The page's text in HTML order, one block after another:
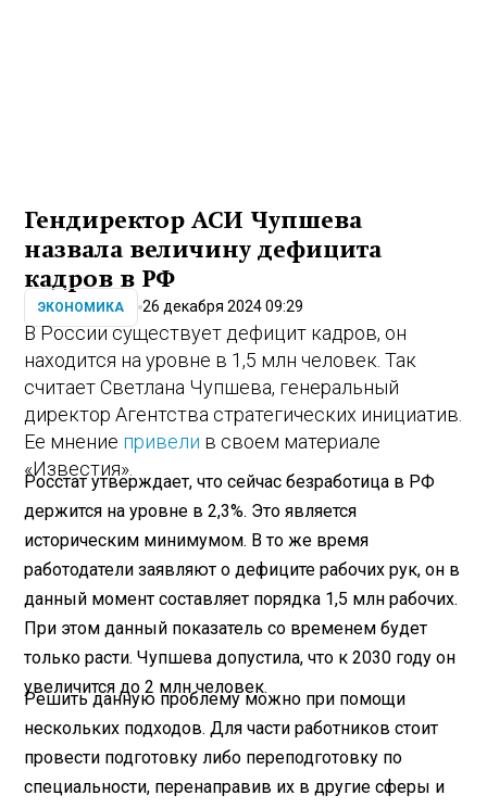
Гендиректор АСИ Чупшева
назвала величину дефицита
кадров в РФ
ЭКОНОМИКА 26 декабря 2024 09:29
В России существует дефицит кадров, он
находится на уровне в 1,5 млн человек. Так
считает Светлана Чупшева, генеральный
директор Агентства стратегических инициатив.
Ее мнение привели в своем материале
«Известия».
Росстат утверждает, что сейчас безработица в РФ
держится на уровне в 2,3%. Это является
историческим минимумом. В то же время
работодатели заявляют о дефиците рабочих рук, он в
данный момент составляет порядка 1,5 млн рабочих.
При этом данный показатель со временем будет
только расти. Чупшева допустила, что к 2030 году он
увеличится до 2 млн человек.
Решить данную проблему можно при помощи
нескольких подходов. Для части работников стоит
провести подготовку либо переподготовку по
специальности, перенаправив их в другие сферы и